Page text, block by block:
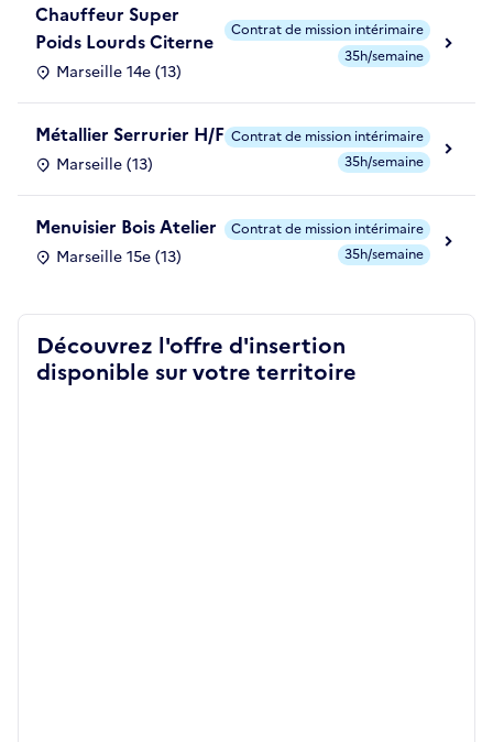
Chauffeur Super
Poids Lourds Citerne
Marseille 14e (13)
Contrat de mission intérimaire
35h/semaine
Métallier Serrurier H/F
Marseille (13)
Contrat de mission intérimaire
35h/semaine
Menuisier Bois Atelier
Marseille 15e (13)
Contrat de mission intérimaire
35h/semaine
Découvrez l'offre d'insertion
disponible sur votre territoire